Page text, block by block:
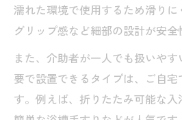
濡れた環境で使用するため滑り
グリップ感など細部の設計が安全
また、介助者が一人でも扱いや
要で設置できるタイプは、ご自
す。例えば、折りたたみ可能な